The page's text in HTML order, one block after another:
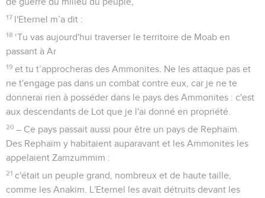
17 l'Eternel m’a dit :
18 ‘Tu vas aujourd'hui traverser le territoire de Moab en
passant à Ar
19 et tu t’approcheras des Ammonites. Ne les attaque pas et
ne t'engage pas dans un combat contre eux, car je ne te
donnerai rien à posséder dans le pays des Ammonites : c'est
aux descendants de Lot que je l'ai donné en propriété.
20 – Ce pays passait aussi pour être un pays de Rephaïm.
Des Rephaïm y habitaient auparavant et les Ammonites les
appelaient Zamzummim :
21 c'était un peuple grand, nombreux et de haute taille,
comme les Anakim. L'Eternel les avait détruits devant les